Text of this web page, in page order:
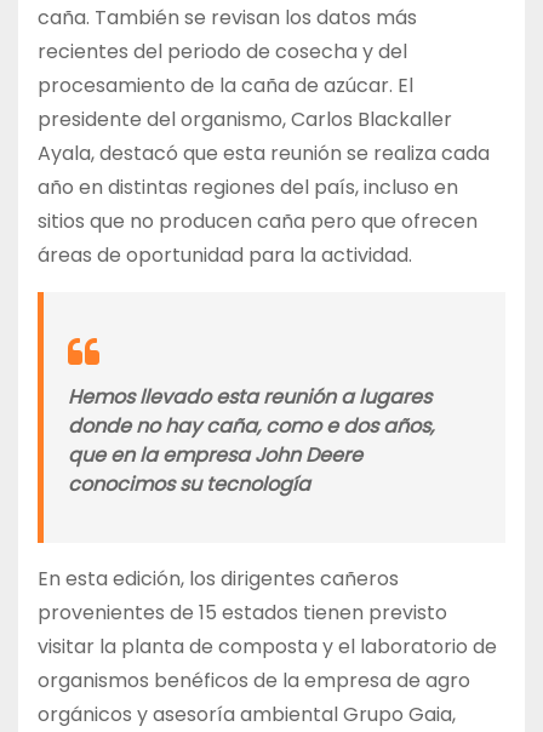
caña. También se revisan los datos más
recientes del periodo de cosecha y del
procesamiento de la caña de azúcar. El
presidente del organismo, Carlos Blackaller
Ayala, destacó que esta reunión se realiza cada
año en distintas regiones del país, incluso en
sitios que no producen caña pero que ofrecen
áreas de oportunidad para la actividad.
Hemos llevado esta reunión a lugares
donde no hay caña, como e dos años,
que en la empresa John Deere
conocimos su tecnología
En esta edición, los dirigentes cañeros
provenientes de 15 estados tienen previsto
visitar la planta de composta y el laboratorio de
organismos benéficos de la empresa de agro
orgánicos y asesoría ambiental Grupo Gaia,